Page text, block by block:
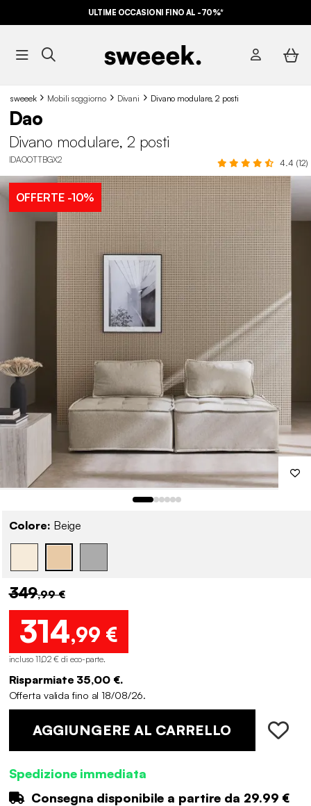
ULTIME OCCASIONI FINO AL -70%*
sweeek Mobili soggiorno Divani Divano modulare, 2 posti
Dao
Divano modulare, 2 posti
IDAOOTTBGX2 4.4 (12)
OFFERTE-10%
Colore: Beige
349,99 €
314,99 €
incluso 11,02 € di eco-parte.
Risparmiate 35,00 €.
Offerta valida fino al 18/08/26.
AGGIUNGERE AL CARRELLO
Spedizione immediata
Consegna disponibile a partire da 29.99 €